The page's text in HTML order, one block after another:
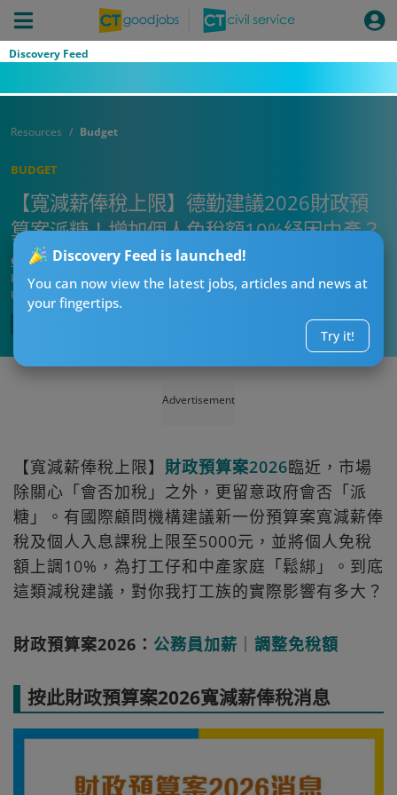
Discovery Feed
Discovery Feed is launched!
You can now view the latest jobs, articles and news at
your fingertips.
Try it!
Resources Budget
BUDGET
【寬減薪俸稅上限】德勤建議2026財政預
算案派糖！增加個人免稅額10%紓困中產？
CT熱話管理員
Published:
2026-01-30 12:24
Updated:
2026-01-30 12:24
Advertisement
【寬減薪俸稅上限】 財政預算案2026臨近，市場
除關心「會否加稅」之外，更留意政府會否「派
糖」。有國際顧問機構建議新一份預算案寬減薪俸
稅及個人入息課稅上限至5000元，並將個人免稅
額上調10%，為打工仔和中產家庭「鬆綁」。到底
這類減稅建議，對你我打工族的實際影響有多大？
財政預算案2026： 公務員加薪 調整免稅額
按此財政預算案2026寬減薪俸稅消息